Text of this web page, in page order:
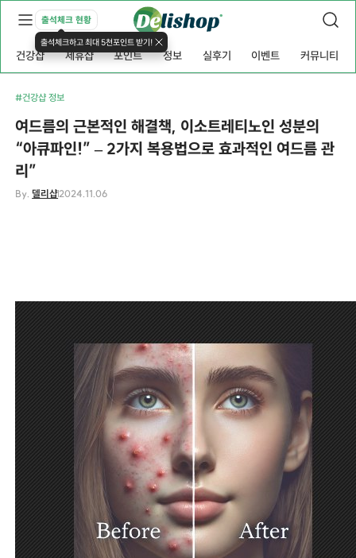
출석체크 현황
출석체크하고 최대 5천포인트 받기!
건강샵 제휴샵 포인트 정보 실후기 이벤트 커뮤니티
#건강샵 정보
여드름의 근본적인 해결책, 이소트레티노인 성분의
“아큐파인!” – 2가지 복용법으로 효과적인 여드름 관
리”
By. 델리샵2024.11.06